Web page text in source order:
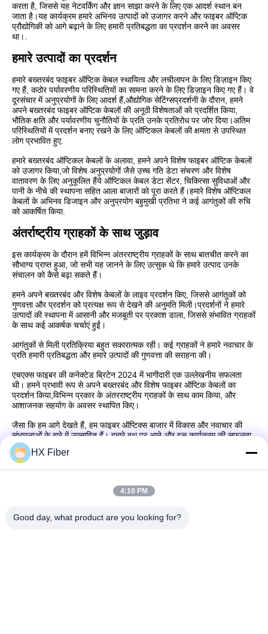
करता है, जिससे यह नेटवर्किंग और ज्ञान साझा करने के लिए एक आदर्श स्थान बन
जाता है।यह कार्यक्रम हमारे अभिनव उत्पादों को उजागर करने और फाइबर ऑप्टिक
प्रौद्योगिकी को आगे बढ़ाने के लिए हमारी प्रतिबद्धता का प्रदर्शन करने का अवसर
था।.
हमारे उत्पादों का प्रदर्शन
हमारे बख्तरबंद फाइबर ऑप्टिक केबल स्थायित्व और लचीलापन के लिए डिज़ाइन किए
गए हैं, कठोर पर्यावरणीय परिस्थितियों का सामना करने के लिए डिज़ाइन किए गए हैं। वे
दूरसंचार में अनुप्रयोगों के लिए आदर्श हैं,औद्योगिक सेटिंग्सप्रदर्शनी के दौरान, हमने
अपने बख्तरबंद फाइबर ऑप्टिक केबलों की अनूठी विशेषताओं को प्रदर्शित किया,
भौतिक क्षति और पर्यावरणीय चुनौतियों के प्रति उनके प्रतिरोध पर जोर दिया।अतिम
परिस्थितियों में प्रदर्शन बनाए रखने के लिए ऑप्टिकल केबलों की क्षमता से उपस्थित
लोग प्रभावित हुए.
हमारे बख्तरबंद ऑप्टिकल केबलों के अलावा, हमने अपने विशेष फाइबर ऑप्टिक केबलों
को उजागर किया,जो विशेष अनुप्रयोगों जैसे उच्च गति डेटा संचरण और विशेष
वातावरण के लिए अनुकूलित हैंये ऑप्टिकल केबल डेटा सेंटर, चिकित्सा सुविधाओं और
पानी के नीचे की स्थापना सहित आला बाजारों को पूरा करते हैं।हमारे विशेष ऑप्टिकल
केबलों के अभिनव डिजाइन और अनुप्रयोग बहुमुखी प्रतिभा ने कई आगंतुकों की रुचि
को आकर्षित किया.
अंतर्राष्ट्रीय ग्राहकों के साथ जुड़ाव
इस कार्यक्रम के दौरान हमें विभिन्न अंतरराष्ट्रीय ग्राहकों के साथ बातचीत करने का
सौभाग्य प्राप्त हुआ, जो सभी यह जानने के लिए उत्सुक थे कि हमारे उत्पाद उनके
संचालन को कैसे बढ़ा सकते हैं।
हमने अपने बख्तरबंद और विशेष केबलों के लाइव प्रदर्शन किए, जिससे आगंतुकों को
गुणवत्ता और प्रदर्शन को प्रत्यक्ष रूप से देखने की अनुमति मिली।प्रदर्शनों ने हमारे
उत्पादों की स्थापना में आसानी और मजबूती पर प्रकाश डाला, जिससे संभावित ग्राहकों
के साथ कई आकर्षक चर्चाएं हुईं।
आगंतुकों से मिली प्रतिक्रिया बहुत सकारात्मक रही। कई ग्राहकों ने हमारे नवाचार के
प्रति हमारी प्रतिबद्धता और हमारे उत्पादों की गुणवत्ता की सराहना की।
एचएक्स फाइबर की कनेक्टेड ब्रिटेन 2024 में भागीदारी एक उल्लेखनीय सफलता
थी। हमने प्रभावी रूप से अपने बख्तरबंद और विशेष फाइबर ऑप्टिक केबलों का
प्रदर्शन किया,विभिन्न प्रकार के अंतरराष्ट्रीय ग्राहकों के साथ काम किया, और
आशाजनक सहयोग के अवसर स्थापित किए।
जैसा कि हम आगे देखते हैं, हम फाइबर ऑप्टिक्स बाजार में विकास और नवाचार की
संभावनाओं के बारे में उत्साहित हैं। हमारे बूथ पर आने और इस कार्यक्रम की सफलता
में योगदान देने वाले सभी को धन्यवाद।हम भविष्य के प्रयासों और हमारे प्रसाद में
निरंतर प्रगति का इंतजार करते हैं!
त्वरित संपर्क करें
HX Fiber
4:10 PM
Good day, what product are you looking for?